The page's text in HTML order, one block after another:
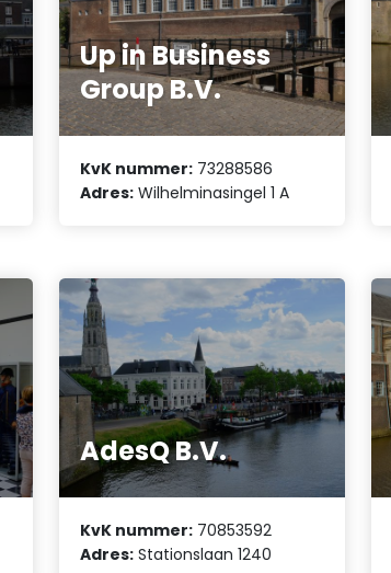
Up in Business
Group B.V.
KvK nummer: 73288586
Adres: Wilhelminasingel 1 A
AdesQ B.V.
KvK nummer: 70853592
Adres: Stationslaan 1240